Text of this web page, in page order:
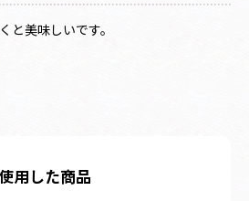
と美味しいです。
用した商品